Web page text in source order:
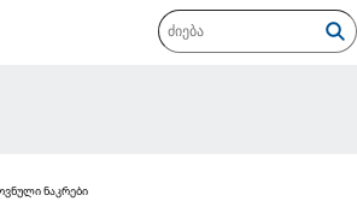
ნაკრები